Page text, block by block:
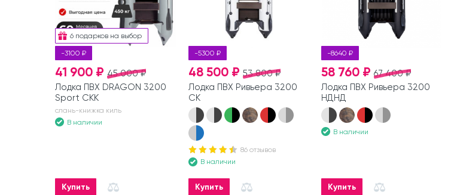
6 подарков на выбор
-3100 ₽
45 000 ₽
41 900 ₽
Лодка ПВХ DRAGON 3200
Sport СКК
слань-книжка киль
В наличии
Купить
-5300 ₽
53 800 ₽
48 500 ₽
Лодка ПВХ Ривьера 3200
СК
86 отзывов
В наличии
Купить
-8640 ₽
67 400 ₽
58 760 ₽
Лодка ПВХ Ривьера 3200
НДНД
В наличии
Купить